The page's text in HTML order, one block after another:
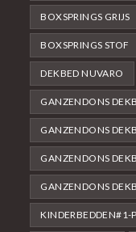
BOXSPRINGS GRIJS
BOXSPRINGS STOF
DEKBED NUVARO
GANZENDONS
GANZENDONS
GANZENDONS
GANZENDONS
KINDERBEDDEN#1-